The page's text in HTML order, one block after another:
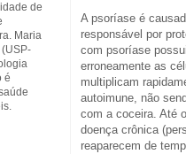
A psoríase é
responsável por
com psoríase
erroneamente as
multiplicam
autoimune, não
com a coceira. Até
doença crônica
reaparecem de
de
Maria
é